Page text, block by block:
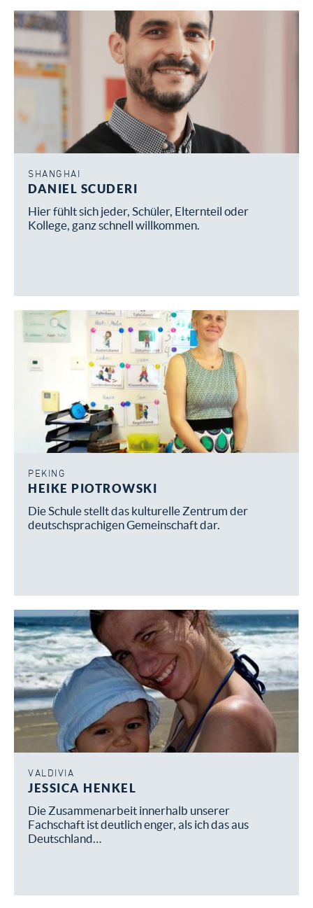
SHANGHAI
DANIEL SCUDERI
Hier fühlt sich jeder, Schüler, Elternteil oder
Kollege, ganz schnell willkommen.
PEKING
HEIKE PIOTROWSKI
Die Schule stellt das kulturelle Zentrum der
deutschsprachigen Gemeinschaft dar.
VALDIVIA
JESSICA HENKEL
Die Zusammenarbeit innerhalb unserer
Fachschaft ist deutlich enger, als ich das aus
Deutschland…